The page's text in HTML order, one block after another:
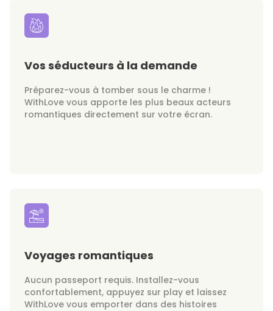
Vos séducteurs à la demande
Préparez-vous à tomber sous le charme !
WithLove vous apporte les plus beaux acteurs
romantiques directement sur votre écran.
Voyages romantiques
Aucun passeport requis. Installez-vous
confortablement, appuyez sur play et laissez
WithLove vous emporter dans des histoires